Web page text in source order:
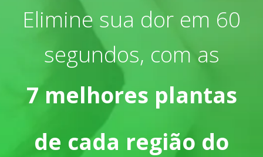
Elimine sua dor em 60
segundos, com as
7 melhores plantas
de cada região do